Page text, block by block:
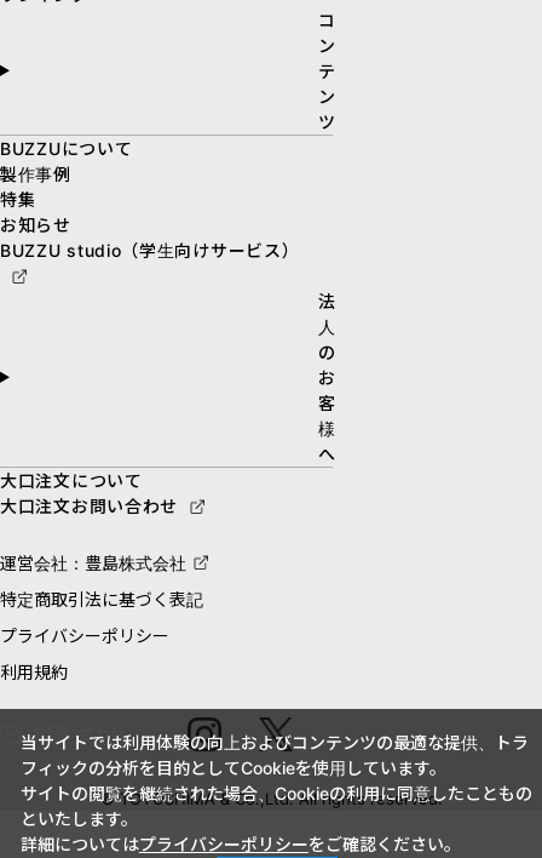
コ
ン
テ
ン
ツ
BUZZUについて
製作事例
特集
お知らせ
BUZZU studio（学生向けサービス）
法
人
の
お
客
様
へ
大口注文について
大口注文お問い合わせ
運営会社：豊島株式会社
特定商取引法に基づく表記
プライバシーポリシー
利用規約
お問い合わせ
© TOYOSHIMA & Co.,Ltd. All rights reserved.
当サイトでは利用体験の向上およびコンテンツの最適な提供、トラ
フィックの分析を目的としてCookieを使用しています。
サイトの閲覧を継続された場合、Cookieの利用に同意したこともの
といたします。
詳細についてはプライバシーポリシーをご確認ください。